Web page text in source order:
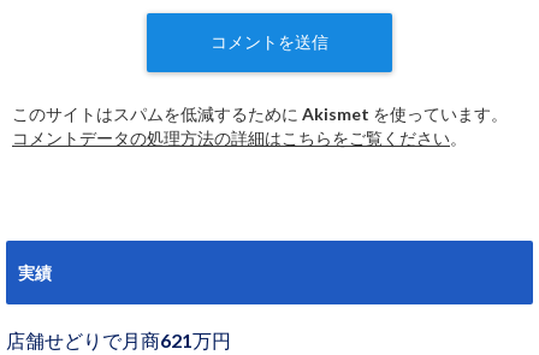
このサイトはスパムを低減するために Akismet を使っています。
コメントデータの処理方法の詳細はこちらをご覧ください。
実績
店舗せどりで月商621万円